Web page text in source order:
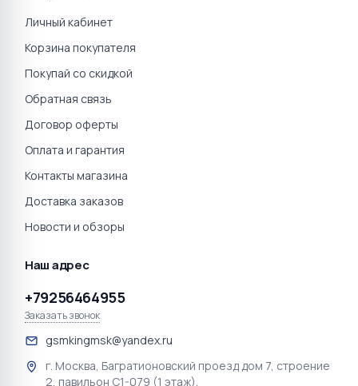
Личный кабинет
Корзина покупателя
Покупай со скидкой
Обратная связь
Договор оферты
Оплата и гарантия
Контакты магазина
Доставка заказов
Новости и обзоры
Наш адрес
+79256464955
Заказать звонок
gsmkingmsk@yandex.ru
г. Москва, Багратионовский проезд дом 7, строение
2, павильон С1-079 (1 этаж).